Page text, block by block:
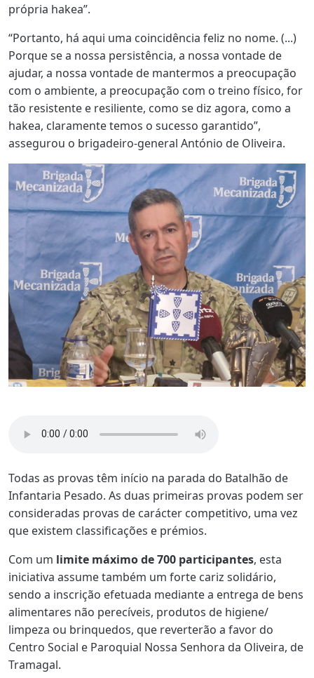
própria hakea”.
“Portanto, há aqui uma coincidência feliz no nome. (...)
Porque se a nossa persistência, a nossa vontade de
ajudar, a nossa vontade de mantermos a preocupação
com o ambiente, a preocupação com o treino físico, for
tão resistente e resiliente, como se diz agora, como a
hakea, claramente temos o sucesso garantido”,
assegurou o brigadeiro-general António de Oliveira.
Todas as provas têm início na parada do Batalhão de
Infantaria Pesado. As duas primeiras provas podem ser
consideradas provas de carácter competitivo, uma vez
que existem classificações e prémios.
Com um limite máximo de 700 participantes, esta
iniciativa assume também um forte cariz solidário,
sendo a inscrição efetuada mediante a entrega de bens
alimentares não perecíveis, produtos de higiene/
limpeza ou brinquedos, que reverterão a favor do
Centro Social e Paroquial Nossa Senhora da Oliveira, de
Tramagal.